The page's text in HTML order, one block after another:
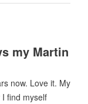
my Martin
it. My
find myself